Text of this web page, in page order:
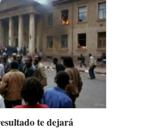
te dejará